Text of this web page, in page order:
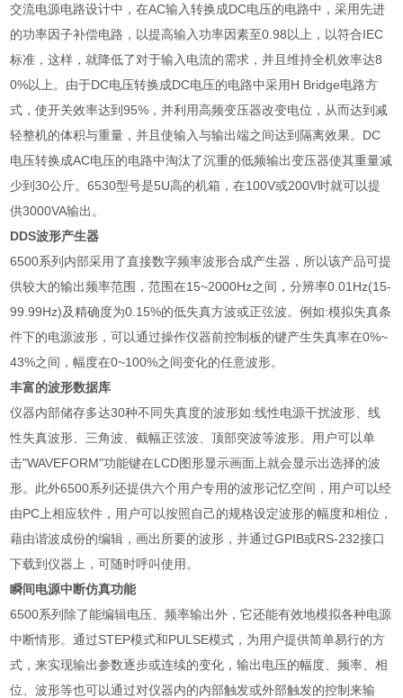
交流电源电路设计中，在AC输入转换成DC电压的电路中，采用先进
的功率因子补偿电路，以提高输入功率因素至0.98以上，以符合IEC
标准，这样，就降低了对于输入电流的需求，并且维持全机效率达8
0%以上。由于DC电压转换成DC电压的电路中采用H Bridge电路方
式，使开关效率达到95% ，并利用高频变压器改变电位，从而达到减
轻整机的体积与重量，并且使输入与输出端之间达到隔离效果。 DC
电压转换成AC电压的电路中淘汰了沉重的低频输出变压器使其重量减
少到30公斤。6530型号是5U高的机箱，在100V或200V时就可以提
供3000VA输出。
DDS波形产生器
6500系列内部采用了直接数字频率波形合成产生器，所以该产品可提
供较大的输出频率范围，范围在15~2000Hz之间，分辨率0.01Hz(15-
99.99Hz)及精确度为0.15%的低失真方波或正弦波。例如:模拟失真条
件下的电源波形，可以通过操作仪器前控制板的键产生失真率在0%~
43%之间，幅度在0~100%之间变化的任意波形。
丰富的波形数据库
仪器内部储存多达30种不同失真度的波形如:线性电源干扰波形、线
性失真波形、三角波、截幅正弦波、顶部突波等波形。用户可以单
击"WAVEFORM"功能键在LCD图形显示画面上就会显示出选择的波
形。此外6500系列还提供六个用户专用的波形记忆空间，用户可以经
由PC 上相应软件，用户可以按照自己的规格设定波形的幅度和相位，
藉由谐波成份的编辑，画出所要的波形，并通过GPIB或RS-232接口
下载到仪器上，可随时呼叫使用。
瞬间电源中断仿真功能
6500系列除了能编辑电压、频率输出外，它还能有效地模拟各种电源
中断情形。通过STEP模式和PULSE模式，为用户提供简单易行的方
式，来实现输出参数逐步或连续的变化，输出电压的幅度、频率、相
位、波形等也可以通过对仪器内的内部触发或外部触发的控制来输